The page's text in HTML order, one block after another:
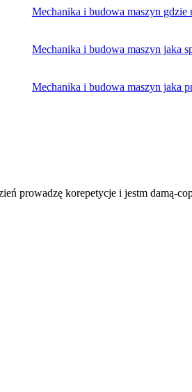
Mechanika i budowa maszyn gdzie
Mechanika i budowa maszyn jaka
Mechanika i budowa maszyn jaka
prowadzę korepetycje i jestm damą-